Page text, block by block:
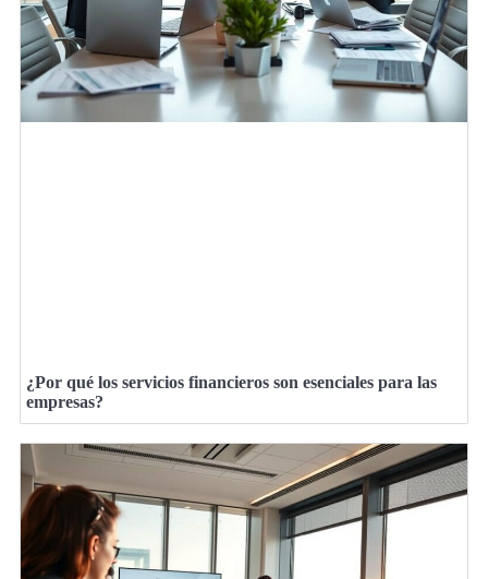
¿Por qué los servicios financieros son esenciales para las
empresas?